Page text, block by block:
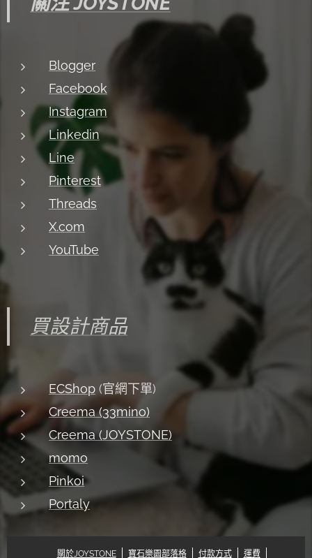
Blogger
Facebook
Instagram
Linkedin
Line
Pinterest
Threads
X.com
YouTube
買設計商品
ECShop (官網下單)
Creema (33mino)
Creema (JOYSTONE)
momo
Pinkoi
Portaly
關於JOYSTONE 寶石樂園部落格 付款方式 運費